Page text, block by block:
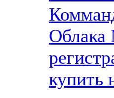
Облака
купить